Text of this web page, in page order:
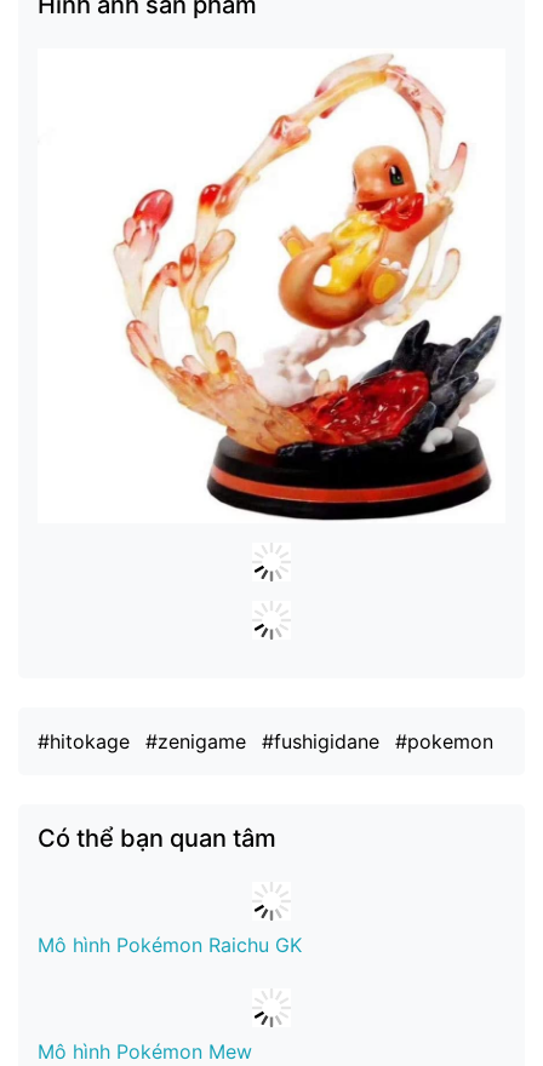
#hitokage #zenigame #fushigidane #pokemon
Có thể bạn quan tâm
Mô hình Pokémon Raichu GK
Mô hình Pokémon Mew